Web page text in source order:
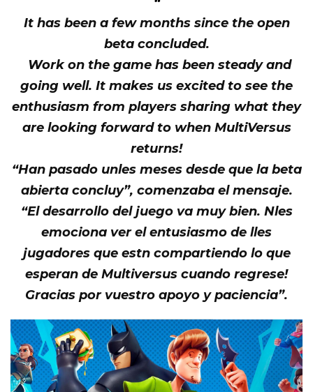
It has been a few months since the open
beta concluded.
Work on the game has been steady and
going well. It makes us excited to see the
enthusiasm from players sharing what they
are looking forward to when MultiVersus
returns!
“Han pasado unles meses desde que la beta
abierta concluy”, comenzaba el mensaje.
“El desarrollo del juego va muy bien. Nles
emociona ver el entusiasmo de lles
jugadores que estn compartiendo lo que
esperan de Multiversus cuando regrese!
Gracias por vuestro apoyo y paciencia”.